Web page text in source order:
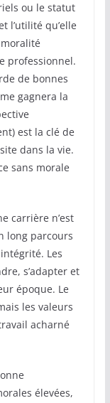
ou le statut
l’utilité qu’elle
professionnel.
de bonnes
gagnera la
est la clé de
dans la vie.
sans morale
carrière n’est
long parcours
Les
s’adapter et
époque. Le
les valeurs
acharné
élevées,